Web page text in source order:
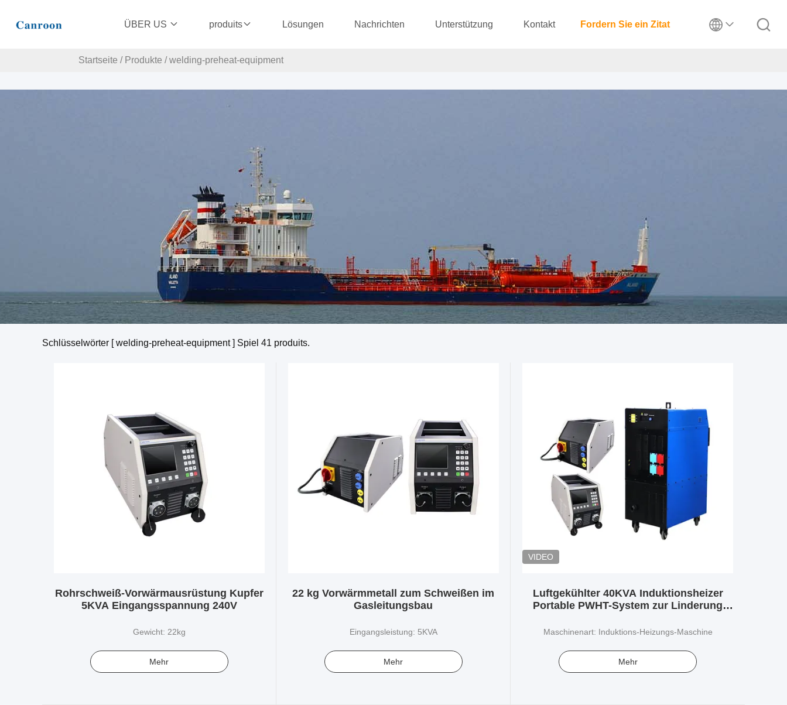
ÜBER US produits Lösungen Nachrichten Unterstützung Kontakt Fordern Sie ein Zitat
Startseite / Produkte / welding-preheat-equipment
Schlüsselwörter [ welding-preheat-equipment ] Spiel 41 produits.
Rohrschweiß-Vorwärmausrüstung Kupfer
5KVA Eingangsspannung 240V
Gewicht: 22kg
Mehr
22 kg Vorwärmmetall zum Schweißen im
Gasleitungsbau
Eingangsleistung: 5KVA
Mehr
VIDEO
Luftgekühlter 40KVA Induktionsheizer
Portable PWHT-System zur Linderung
Maschinenart: Induktions-Heizungs-Maschine
Mehr